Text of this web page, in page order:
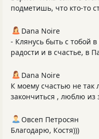
подметишь, что кто-то
Dana Noire
- Клянусь быть с тобой
радости и в счастье, в
Dana Noire
К моему счастью не
закончиться , люблю из
Овсеп Петросян
Благодарю, Костя)))